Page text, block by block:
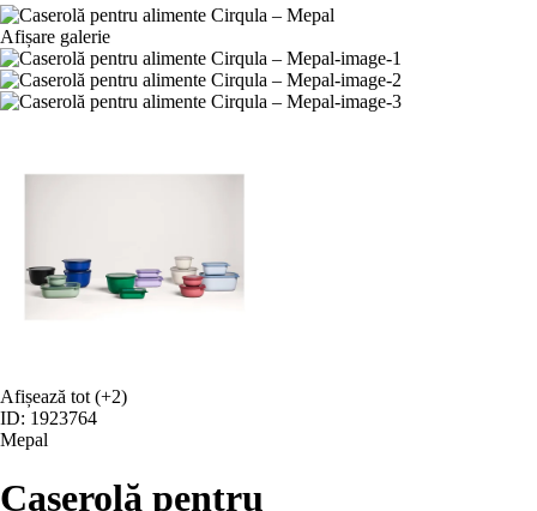
Afișare galerie
Afișează tot (+2)
ID: 1923764
Mepal
Caserolă pentru